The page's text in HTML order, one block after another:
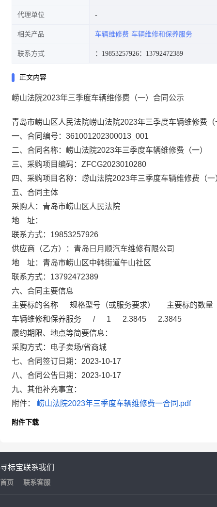
代理单位
相关产品 车辆维修费 车辆维修和保养服务
联系方式 ：19853257926：13792472389
正文内容
崂山法院2023年三季度车辆维修费（一）合同公示
青岛市崂山区人民法院崂山法院2023年三季度车辆维修费
一、合同编号：361001202300013_001
二、合同名称：崂山法院2023年三季度车辆维修费（一）
三、采购项目编码：ZFCG2023010280
四、采购项目名称：崂山法院2023年三季度车辆维修费（一
五、合同主体
采购人：青岛市崂山区人民法院
地 址：
联系方式：19853257926
供应商（乙方）：青岛日月顺汽车维修有限公司
地 址：青岛市崂山区中韩街道午山社区
联系方式：13792472389
六、合同主要信息
主要标的名称 规格型号（或服务要求） 主要标的数
车辆维修和保养服务 / 1 2.3845 2.3845
履约期限、地点等简要信息：
采购方式：电子卖场/省商城
七、合同签订日期：2023-10-17
八、合同公告日期：2023-10-17
九、其他补充事宜：
附件： 崂山法院2023年三季度车辆维修费一合同.pdf
附件下载
寻标宝
首页
联系我们
联系客服